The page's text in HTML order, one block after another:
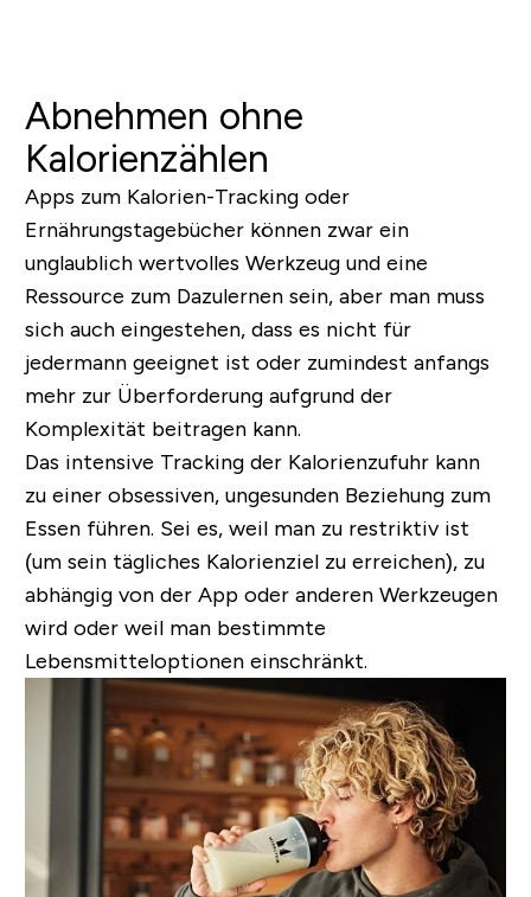
Abnehmen ohne
Kalorienzählen
Apps zum Kalorien-Tracking oder
Ernährungstagebücher können zwar ein
unglaublich wertvolles Werkzeug und eine
Ressource zum Dazulernen sein, aber man muss
sich auch eingestehen, dass es nicht für
jedermann geeignet ist oder zumindest anfangs
mehr zur Überforderung aufgrund der
Komplexität beitragen kann.
Das intensive Tracking der Kalorienzufuhr kann
zu einer obsessiven, ungesunden Beziehung zum
Essen führen. Sei es, weil man zu restriktiv ist
(um sein tägliches Kalorienziel zu erreichen), zu
abhängig von der App oder anderen Werkzeugen
wird oder weil man bestimmte
Lebensmitteloptionen einschränkt.